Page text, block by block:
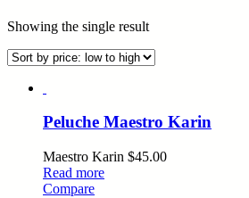
Showing the single result
Peluche Maestro Karin
Maestro Karin $45.00
Read more
Compare